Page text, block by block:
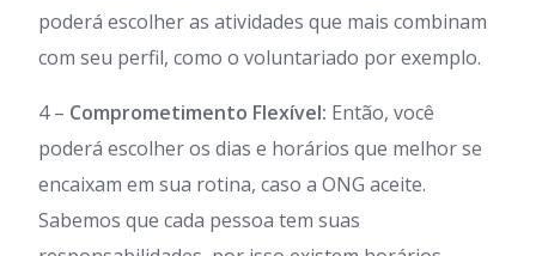
poderá escolher as atividades que mais combinam
com seu perfil, como o voluntariado por exemplo.
4 – Comprometimento Flexível: Então, você
poderá escolher os dias e horários que melhor se
encaixam em sua rotina, caso a ONG aceite.
Sabemos que cada pessoa tem suas